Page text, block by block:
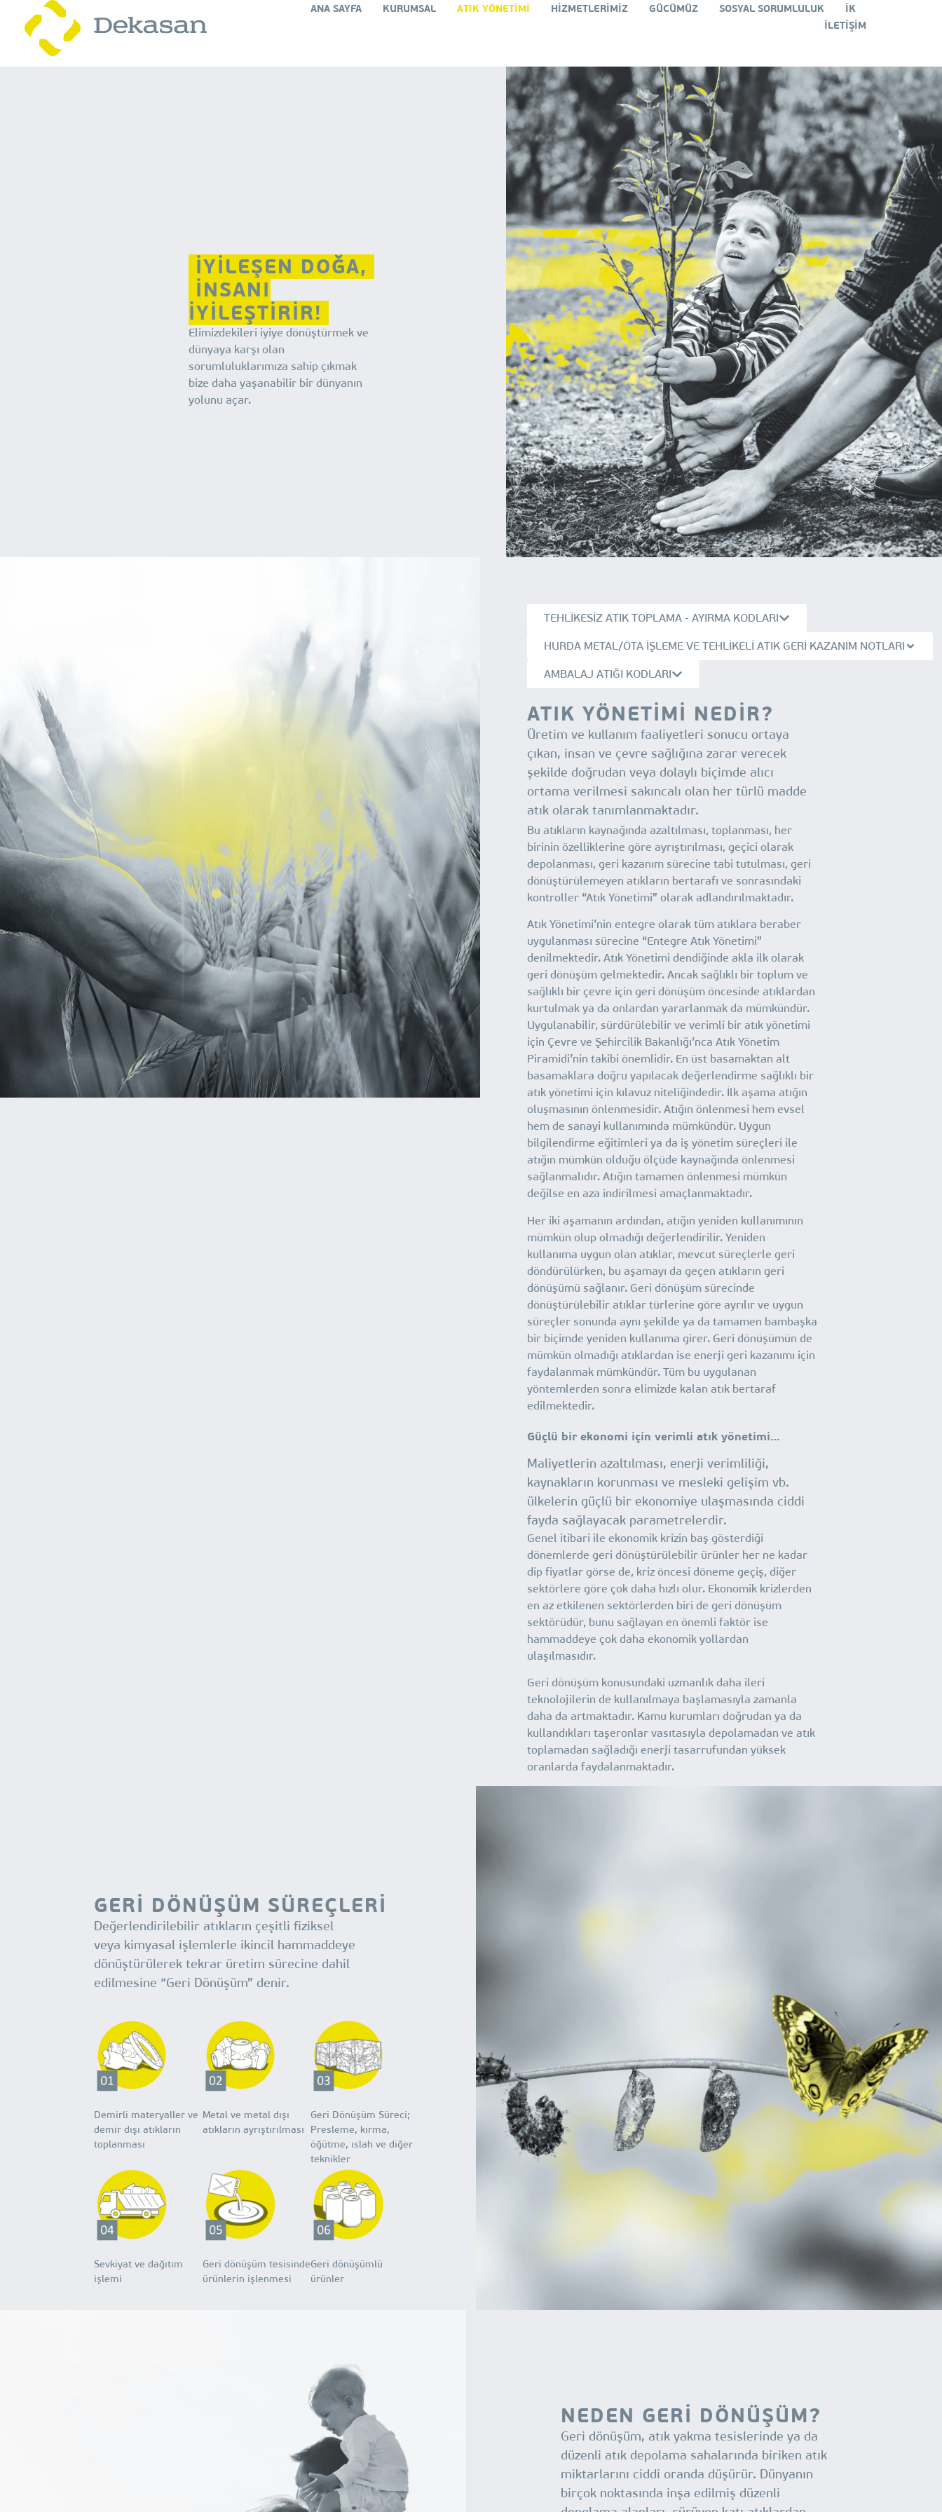
ANA SAYFA KURUMSAL ATIK YÖNETİMİ HİZMETLERİMİZ GÜCÜMÜZ SOSYAL SORUMLULUK
İK
İLETİŞİM
İYİLEŞEN DOĞA,
İNSANI
İYİLEŞTİRİR!
Elimizdekileri iyiye dönüştürmek ve
dünyaya karşı olan
sorumluluklarımıza sahip çıkmak
bize daha yaşanabilir bir dünyanın
yolunu açar.
TEHLİKESİZ ATIK TOPLAMA - AYIRMA KODLARI
HURDA METAL/ÖTA İŞLEME VE TEHLİKELİ ATIK GERİ KAZANIM NOTLARI
AMBALAJ ATIĞI KODLARI
ATIK YÖNETİMİ NEDİR?
Üretim ve kullanım faaliyetleri sonucu ortaya
çıkan, insan ve çevre sağlığına zarar verecek
şekilde doğrudan veya dolaylı biçimde alıcı
ortama verilmesi sakıncalı olan her türlü madde
atık olarak tanımlanmaktadır.
Bu atıkların kaynağında azaltılması, toplanması, her
birinin özelliklerine göre ayrıştırılması, geçici olarak
depolanması, geri kazanım sürecine tabi tutulması, geri
dönüştürülemeyen atıkların bertarafı ve sonrasındaki
kontroller “Atık Yönetimi” olarak adlandırılmaktadır.
Atık Yönetimi’nin entegre olarak tüm atıklara beraber
uygulanması sürecine “Entegre Atık Yönetimi”
denilmektedir. Atık Yönetimi dendiğinde akla ilk olarak
geri dönüşüm gelmektedir. Ancak sağlıklı bir toplum ve
sağlıklı bir çevre için geri dönüşüm öncesinde atıklardan
kurtulmak ya da onlardan yararlanmak da mümkündür.
Uygulanabilir, sürdürülebilir ve verimli bir atık yönetimi
için Çevre ve Şehircilik Bakanlığı’nca Atık Yönetim
Piramidi’nin takibi önemlidir. En üst basamaktan alt
basamaklara doğru yapılacak değerlendirme sağlıklı bir
atık yönetimi için kılavuz niteliğindedir. İlk aşama atığın
oluşmasının önlenmesidir. Atığın önlenmesi hem evsel
hem de sanayi kullanımında mümkündür. Uygun
bilgilendirme eğitimleri ya da iş yönetim süreçleri ile
atığın mümkün olduğu ölçüde kaynağında önlenmesi
sağlanmalıdır. Atığın tamamen önlenmesi mümkün
değilse en aza indirilmesi amaçlanmaktadır.
Her iki aşamanın ardından, atığın yeniden kullanımının
mümkün olup olmadığı değerlendirilir. Yeniden
kullanıma uygun olan atıklar, mevcut süreçlerle geri
döndürülürken, bu aşamayı da geçen atıkların geri
dönüşümü sağlanır. Geri dönüşüm sürecinde
dönüştürülebilir atıklar türlerine göre ayrılır ve uygun
süreçler sonunda aynı şekilde ya da tamamen bambaşka
bir biçimde yeniden kullanıma girer. Geri dönüşümün de
mümkün olmadığı atıklardan ise enerji geri kazanımı için
faydalanmak mümkündür. Tüm bu uygulanan
yöntemlerden sonra elimizde kalan atık bertaraf
edilmektedir.
Güçlü bir ekonomi için verimli atık yönetimi…
Maliyetlerin azaltılması, enerji verimliliği,
kaynakların korunması ve mesleki gelişim vb.
ülkelerin güçlü bir ekonomiye ulaşmasında ciddi
fayda sağlayacak parametrelerdir.
Genel itibari ile ekonomik krizin baş gösterdiği
dönemlerde geri dönüştürülebilir ürünler her ne kadar
dip fiyatlar görse de, kriz öncesi döneme geçiş, diğer
sektörlere göre çok daha hızlı olur. Ekonomik krizlerden
en az etkilenen sektörlerden biri de geri dönüşüm
sektörüdür, bunu sağlayan en önemli faktör ise
hammaddeye çok daha ekonomik yollardan
ulaşılmasıdır.
Geri dönüşüm konusundaki uzmanlık daha ileri
teknolojilerin de kullanılmaya başlamasıyla zamanla
daha da artmaktadır. Kamu kurumları doğrudan ya da
kullandıkları taşeronlar vasıtasıyla depolamadan ve atık
toplamadan sağladığı enerji tasarrufundan yüksek
oranlarda faydalanmaktadır.
GERİ DÖNÜŞÜM SÜREÇLERİ
Değerlendirilebilir atıkların çeşitli fiziksel
veya kimyasal işlemlerle ikincil hammaddeye
dönüştürülerek tekrar üretim sürecine dahil
edilmesine “Geri Dönüşüm” denir.
Demirli materyaller ve
demir dışı atıkların
toplanması
Metal ve metal dışı
atıkların ayrıştırılması
Geri Dönüşüm Süreci;
Presleme, kırma,
öğütme, ıslah ve diğer
teknikler
Sevkiyat ve dağıtım
işlemi
Geri dönüşüm tesisinde
ürünlerin işlenmesi
Geri dönüşümlü
ürünler
NEDEN GERİ DÖNÜŞÜM?
Geri dönüşüm, atık yakma tesislerinde ya da
düzenli atık depolama sahalarında biriken atık
miktarlarını ciddi oranda düşürür. Dünyanın
birçok noktasında inşa edilmiş düzenli